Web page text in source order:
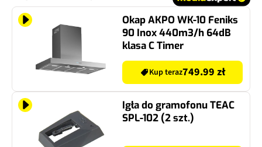
Okap AKPO WK-10 Feniks
90 Inox 440m3/h 64dB
klasa C Timer
Kup teraz749.99 zł
Igła do gramofonu TEAC
SPL-102 (2 szt.)